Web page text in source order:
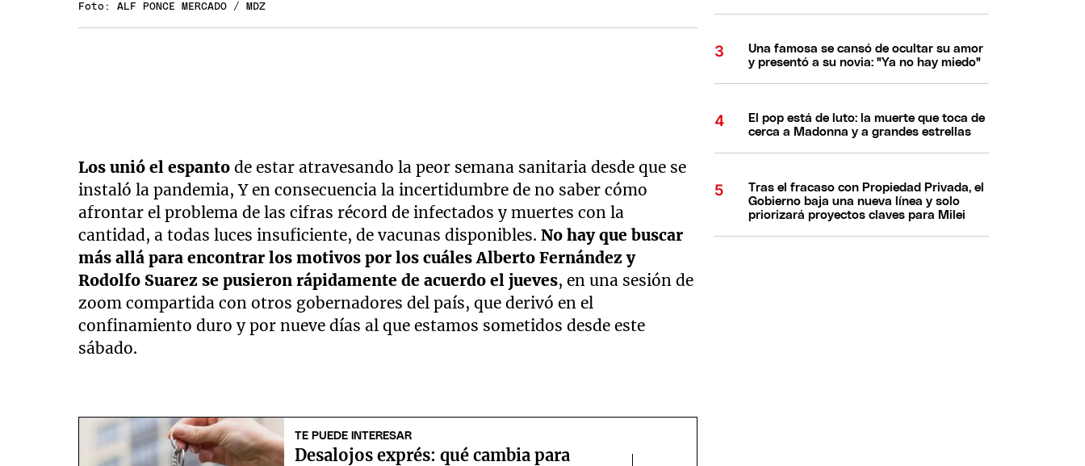
Foto: ALF PONCE MERCADO / MDZ
Los unió el espanto de estar atravesando la peor semana sanitaria desde que se
instaló la pandemia, Y en consecuencia la incertidumbre de no saber cómo
afrontar el problema de las cifras récord de infectados y muertes con la
cantidad, a todas luces insuficiente, de vacunas disponibles.No hay que buscar
más allá para encontrar los motivos por los cuáles Alberto Fernández y
Rodolfo Suarez se pusieron rápidamente de acuerdo el jueves, en una sesión de
zoom compartida con otros gobernadores del país, que derivó en el
confinamiento duro y por nueve días al que estamos sometidos desde este
sábado.
TE PUEDE INTERESAR
Desalojos exprés: qué cambia para
Una famosa se cansó de ocultar su amor
y presentó a su novia: "Ya no hay miedo"
El pop está de luto: la muerte que toca de
cerca a Madonna y a grandes estrellas
Tras el fracaso con Propiedad Privada, el
Gobierno baja una nueva línea y solo
priorizará proyectos claves para Milei